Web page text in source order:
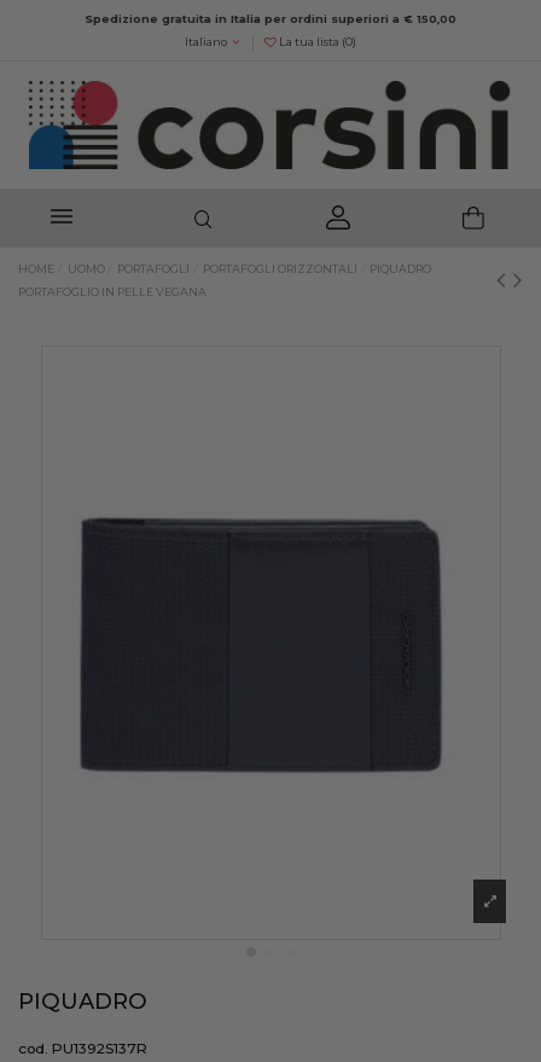
Spedizione gratuita in Italia per ordini superiori a € 150,00
Italiano
La tua lista (0)
HOME UOMO PORTAFOGLI PORTAFOGLI ORIZZONTALI
PIQUADRO
PORTAFOGLIO IN PELLE VEGANA
PIQUADRO
cod. PU1392S137R